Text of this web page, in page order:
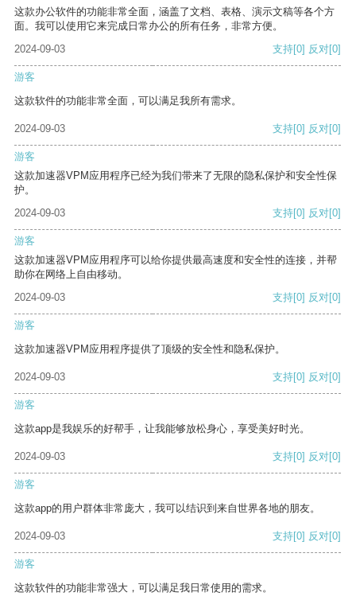
这款办公软件的功能非常全面，涵盖了文档、表格、演示文稿等各个方
面。我可以使用它来完成日常办公的所有任务，非常方便。
2024-09-03
支持[0] 反对[0]
游客
这款软件的功能非常全面，可以满足我所有需求。
2024-09-03 支持[0] 反对[0]
游客
这款加速器VPM应用程序已经为我们带来了无限的隐私保护和安全性保
护。
2024-09-03
支持[0] 反对[0]
游客
这款加速器VPM应用程序可以给你提供最高速度和安全性的连接，并帮
助你在网络上自由移动。
2024-09-03
支持[0] 反对[0]
游客
这款加速器VPM应用程序提供了顶级的安全性和隐私保护。
2024-09-03 支持[0] 反对[0]
游客
这款app是我娱乐的好帮手，让我能够放松身心，享受美好时光。
2024-09-03 支持[0] 反对[0]
游客
这款app的用户群体非常庞大，我可以结识到来自世界各地的朋友。
2024-09-03 支持[0] 反对[0]
游客
这款软件的功能非常强大，可以满足我日常使用的需求。